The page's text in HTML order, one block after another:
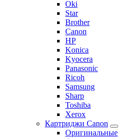
Oki
Star
Brother
Canon
HP
Konica
Kyocera
Panasonic
Ricoh
Samsung
Sharp
Toshiba
Xerox
Картриджи Canon
Оригинальные